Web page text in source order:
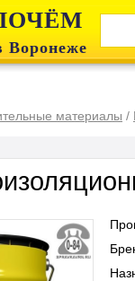
Воронеже
материалы /